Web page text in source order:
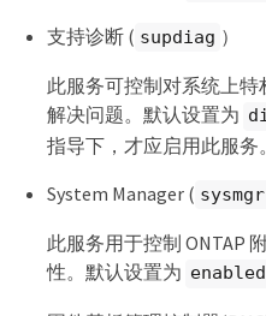
支持诊断 ( supdiag ）
此服务可控制对系统上
解决问题。默认设置为
指导下，才应启用此服务。
System Manager ( sysmgr
此服务用于控制 ONTAP
性。默认设置为 enabled